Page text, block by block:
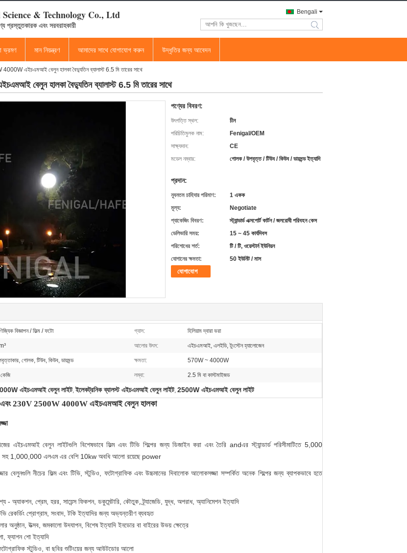
& Technology Co., Ltd
প্রস্তুতকারক এবং সরবরাহকারী
Bengali
search
ভ্রমণ মান নিয়ন্ত্রণ আমাদের সাথে যোগাযোগ করুন উদ্ধৃতির জন্য আবেদন
এইচএমআই বেলুন হালকা বৈদ্যুতিন ব্যালাস্ট 6.5 মি তারের সাথে
বেলুন হালকা বৈদ্যুতিন ব্যালাস্ট 6.5 মি তারের সাথে
পণ্যের বিবরণ:
উৎপত্তি স্থল:
চীন
পরিচিতিমুলক নাম:
Fenigal/OEM
সাক্ষ্যদান:
CE
মডেল নম্বার:
গোলক / উপবৃত্ত / টিউব / কিউব / ডায়মন্ড ইত্যাদি
প্রদান:
ন্যূনতম চাহিদার পরিমাণ:
1 একক
মূল্য:
Negotiate
প্যাকেজিং বিবরণ:
স্ট্যান্ডার্ড এক্সপোর্ট কার্টন / জলরোধী পরিবহন কেস
ডেলিভারি সময়:
15 ~ 45 কার্যদিবস
পরিশোধের শর্ত:
টি / টি, ওয়েস্টার্ন ইউনিয়ন
যোগানের ক্ষমতা:
50 ইউনিট / মাস
যোগাযোগ
বিজ্ঞাপন / ফিল্ম / ফটো গ্যাস: হিলিয়াম দ্বারা ভরা
আলোর উৎস: এইচএমআই, এলইডি, টুংস্টেন হ্যালোজেন
গোলক, টিউব, কিউব, ডায়মন্ড ক্ষমতা: 570W ~ 4000W
লম্বা: 2.5 মি বা কাস্টমাইজড
এইচএমআই বেলুন লাইট, ইলেকট্রনিক ব্যালস্ট এইচএমআই বেলুন লাইট, 2500W এইচএমআই বেলুন লাইট
এবং 230V 2500W 4000W এইচএমআই বেলুন হালকা
এইচএমআই বেলুন লাইটগুলি বিশেষভাবে ফিল্ম এবং টিভি শিল্পের জন্য ডিজাইন করা এবং তৈরি andএর স্ট্যান্ডার্ড পরিসীমাটিতে 5,000
সহ 1,000,000 এলএম এর বেশি 10kw অবধি আলো রয়েছে power
বেলুনগুলি নীচের ফিল্ম এবং টিভি, স্টুডিও, ফটোগ্রাফিক এবং উচ্চমানের দিবালোক আলোকসজ্জা সম্পর্কিত অনেক শিল্পের জন্য ব্যাপকভাবে হতে
- অ্যাকশন, প্রেম, হরর, সায়েন্স ফিকশন, ডকুমেন্টারি, কৌতুক, ট্র্যাজেডি, যুদ্ধ, অপরাধ, অ্যানিমেশন ইত্যাদি
রেকর্ডিং প্রোগ্রাম, সংবাদ, টকি ইত্যাদির জন্য অভ্যন্তরীণ ব্যবহৃত
অনুষ্ঠান, উত্সব, জমকালো উদযাপন, বিশেষ ইত্যাদি ইনডোর বা বাইরের উভয় ক্ষেত্রে
ফ্যাশন শো ইত্যাদি
স্টুডিও, বা ছবির শুটিংয়ের জন্য আউটডোর আলো